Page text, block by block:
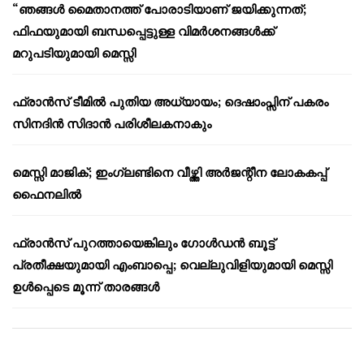
“ഞങ്ങൾ മൈതാനത്ത് പോരാടിയാണ് ജയിക്കുന്നത്;
ഫിഫയുമായി ബന്ധപ്പെട്ടുള്ള വിമർശനങ്ങൾക്ക്
മറുപടിയുമായി മെസ്സി
ഫ്രാൻസ് ടീമിൽ പുതിയ അധ്യായം; ദെഷാംപ്സിന് പകരം
സിനദിൻ സിദാൻ പരിശീലകനാകും
മെസ്സി മാജിക്; ഇംഗ്ലണ്ടിനെ വീഴ്ത്തി അർജന്റീന ലോകകപ്പ്
ഫൈനലിൽ
ഫ്രാൻസ് പുറത്തായെങ്കിലും ഗോൾഡൻ ബൂട്ട്
പ്രതീക്ഷയുമായി എംബാപ്പെ; വെല്ലുവിളിയുമായി മെസ്സി
ഉൾപ്പെടെ മൂന്ന് താരങ്ങൾ